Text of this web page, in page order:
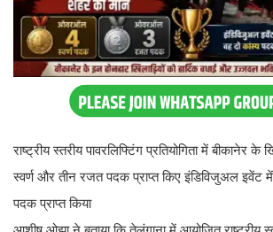
राष्ट्रीय स्तरीय पावरलिफ्टिंग प्रतियोगिता में बीकानेर
स्वर्ण और तीन रजत पदक प्राप्त किए इंडिविजुअल इवेंट
पदक प्राप्त किया